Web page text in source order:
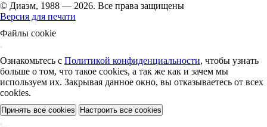
© Диаэм, 1988 — 2026. Все права защищены
Версия для печати
Файлы cookie
Ознакомьтесь с Политикой конфиденциальности, чтобы узнать
больше о том, что такое cookies, а так же как и зачем мы
используем их. Закрывая данное окно, вы отказываетесь от всех
cookies.
Принять все cookies Настроить все cookies